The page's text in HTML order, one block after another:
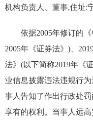
机构负责人、董事,住址:
依据2005年修订的
2005年《证券法》)、
法》(以下简称2019年《
业信息披露违法违规行
事人告知了作出行政处
享有的权利。当事人远